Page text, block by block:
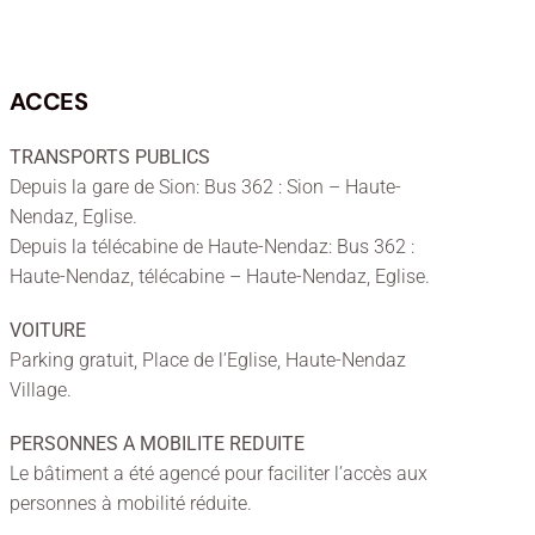
ACCES
TRANSPORTS PUBLICS
Depuis la gare de Sion: Bus 362 : Sion – Haute-
Nendaz, Eglise.
Depuis la télécabine de Haute-Nendaz: Bus 362 :
Haute-Nendaz, télécabine – Haute-Nendaz, Eglise.
VOITURE
Parking gratuit, Place de l’Eglise, Haute-Nendaz
Village.
PERSONNES A MOBILITE REDUITE
Le bâtiment a été agencé pour faciliter l’accès aux
personnes à mobilité réduite.